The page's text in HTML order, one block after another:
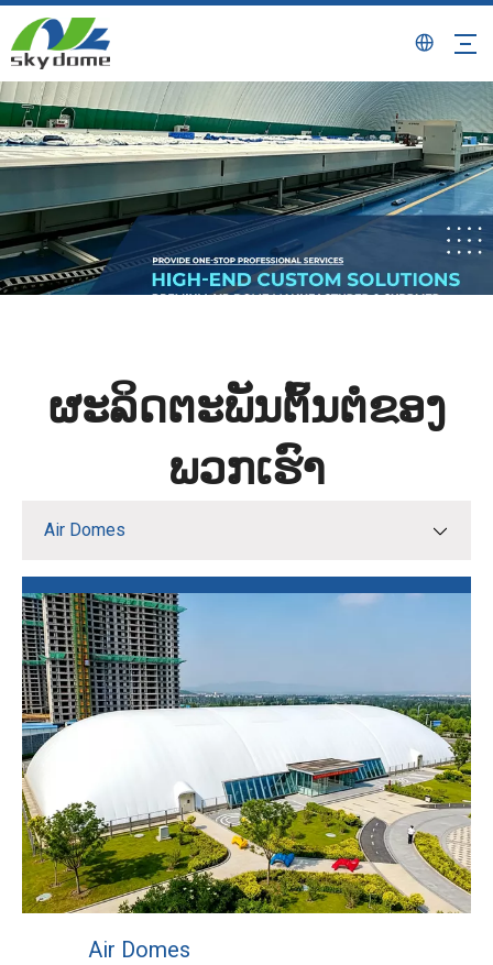
ຜະລິດຕະພັນຕົ້ນຕໍຂອງ
ພວກເຮົາ
Air Domes
Air Domes
ເຕັນທະຫານ ແລະທາງການແພດ
ໂຄງສ້າງເຫຼັກກ້າ
Air Domes